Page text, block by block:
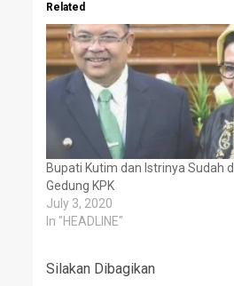
Related
Bupati Kutim dan Istrinya Sudah
Gedung KPK
July 3, 2020
In "HEADLINE"
Silakan Dibagikan